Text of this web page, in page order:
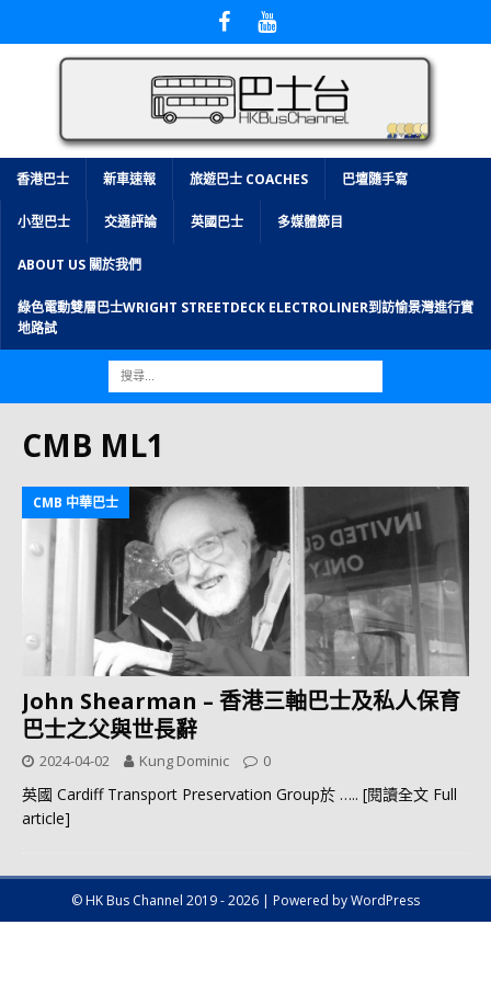
香港巴士 新車速報 旅遊巴士 COACHES 巴壇隨手寫
小型巴士 交通評論 英國巴士 多媒體節目
ABOUT US 關於我們
綠色電動雙層巴士WRIGHT STREETDECK ELECTROLINER到訪愉景灣進行實
地路試
CMB ML1
CMB 中華巴士
John Shearman – 香港三軸巴士及私人保育
巴士之父與世長辭
2024-04-02 Kung Dominic 0
英國 Cardiff Transport Preservation Group於 ….. [閱讀全文 Full
article]
© HK Bus Channel 2019 - 2026 | Powered by WordPress